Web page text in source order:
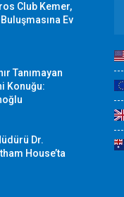
Club Kemer,
Ev
Tanımayan
Konuğu:
Dr.
House’ta